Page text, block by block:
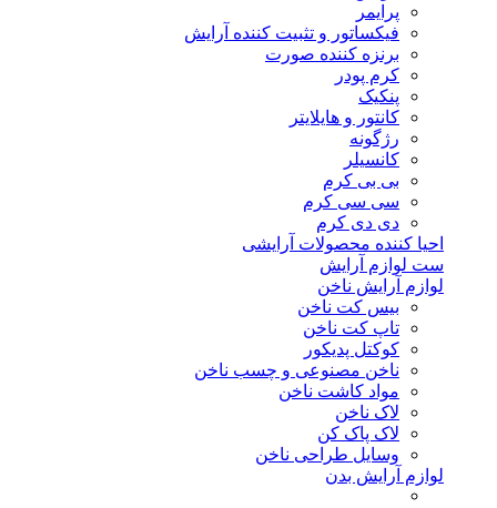
پرایمر
فیکساتور و تثبیت کننده آرایش
برنزه کننده صورت
کرم پودر
پنکیک
کانتور و هایلایتر
رژگونه
کانسیلر
بی بی کرم
سی سی کرم
دی دی کرم
احیا کننده محصولات آرایشی
ست لوازم آرایش
لوازم آرایش ناخن
بیس کت ناخن
تاپ کت ناخن
کوکتل پدیکور
ناخن مصنوعی و چسب ناخن
مواد کاشت ناخن
لاک ناخن
لاک پاک کن
وسایل طراحی ناخن
لوازم آرایش بدن